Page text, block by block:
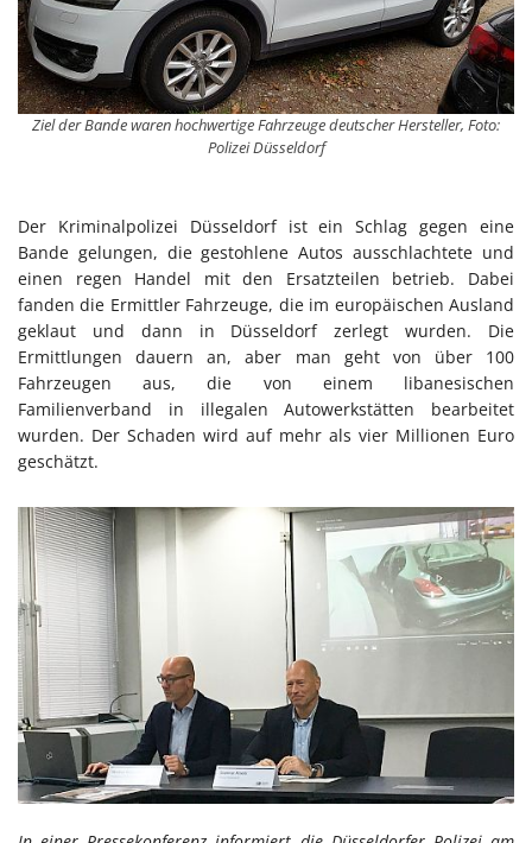
Ziel der Bande waren hochwertige Fahrzeuge deutscher Hersteller, Foto:
Polizei Düsseldorf
Der Kriminalpolizei Düsseldorf ist ein Schlag gegen eine
Bande gelungen, die gestohlene Autos ausschlachtete und
einen regen Handel mit den Ersatzteilen betrieb. Dabei
fanden die Ermittler Fahrzeuge, die im europäischen Ausland
geklaut und dann in Düsseldorf zerlegt wurden. Die
Ermittlungen dauern an, aber man geht von über 100
Fahrzeugen aus, die von einem libanesischen
Familienverband in illegalen Autowerkstätten bearbeitet
wurden. Der Schaden wird auf mehr als vier Millionen Euro
geschätzt.